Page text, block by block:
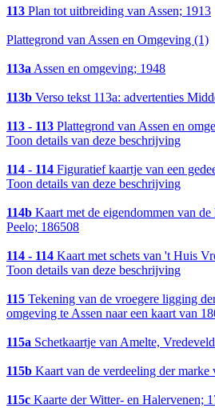
113 Plan tot uitbreiding van Assen; 1913
Plattegrond van Assen en Omgeving (1)
113aAssen en omgeving; 1948
113b Verso tekst 113a: advertenties
113 - 113 Plattegrond van Assen en
Toon details van deze beschrijving
114 - 114 Figuratief kaartje van een
Toon details van deze beschrijving
114b Kaart met de eigendommen van
Peelo; 186508
114 - 114 Kaart met schets van 't Huis
Toon details van deze beschrijving
115 Tekening van de vroegere ligging
omgeving te Assen naar een kaart van
115a Schetkaartje van Amelte,
115b Kaart van de verdeeling der marke
115c Kaarte der Witter- en Halervenen;